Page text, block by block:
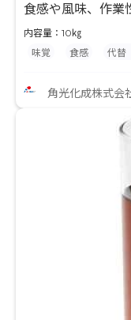
食感や風味、作業
良にご利用いただ
乳化補助力を併
内容量：10㎏
味覚
食感 代替
角光化成株式会